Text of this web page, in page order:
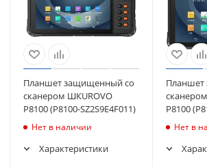
Планшет защищенный со
сканером ШКUROVO
P8100 (P8100-SZ2S9E4F011)
Нет в наличии
Характеристики
P8100
Нет в